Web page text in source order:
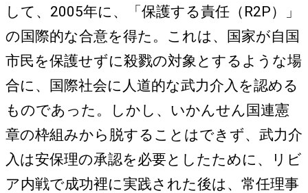
して、2005年に、「保護する責任（R2P）」
の国際的な合意を得た。これは、国家が自国
市民を保護せずに殺戮の対象とするような場
合に、国際社会に人道的な武力介入を認める
ものであった。しかし、いかんせん国連憲
章の枠組みから脱することはできず、武力介
入は安保理の承認を必要としたために、リビ
ア内戦で成功裡に実践された後は、常任理事